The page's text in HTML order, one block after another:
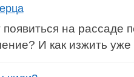
на рассаде
И как изжить